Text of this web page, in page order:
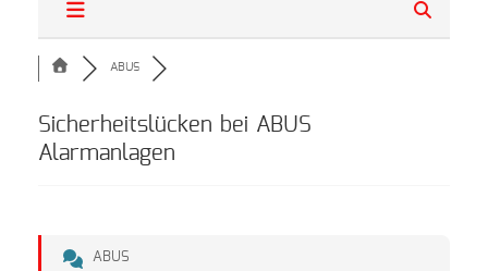
ABUS
Sicherheitslücken bei ABUS
Alarmanlagen
ABUS